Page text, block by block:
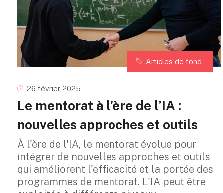
Articles de fond
26 février 2025
Le mentorat à l’ère de l’IA :
nouvelles approches et outils
À l'ère de l'IA, le mentorat évolue pour
intégrer de nouvelles approches et outils
qui améliorent l'efficacité et la portée des
programmes de mentorat. L'IA peut être